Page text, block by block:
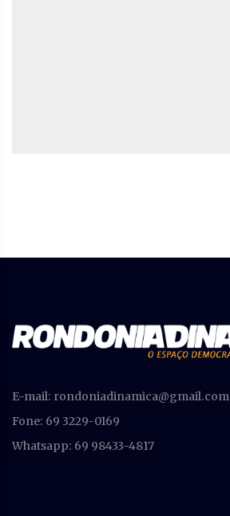
E-mail: rondoniadinamica@gmail.com
Fone: 69 3229-0169
Whatsapp: 69 98433-4817